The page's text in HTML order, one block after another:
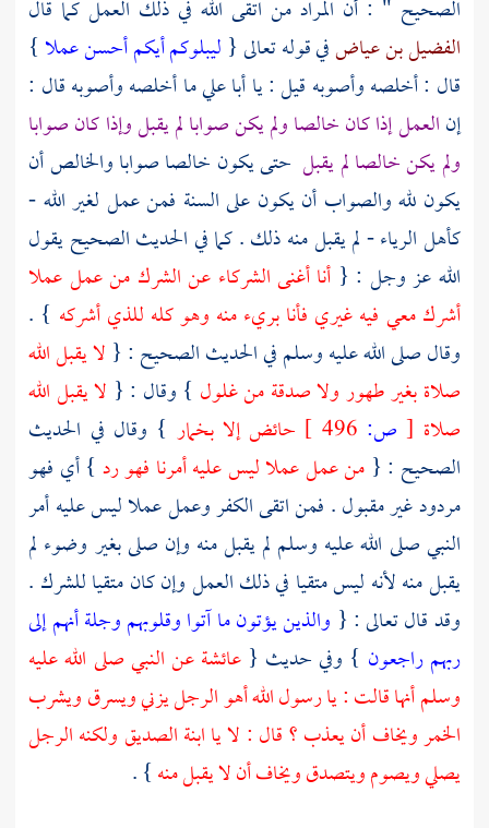
الصحيح " : أن المراد من اتقى الله في ذلك العمل كما قال
الفضيل بن عياضفي قوله تعالى { ليبلوكم أيكم أحسن عملا }
قال : أخلصه وأصوبه قيل : ياأبا عليما أخلصه وأصوبه قال :
إنالعمل إذا كان خالصا ولم يكن صوابا لم يقبل وإذا كان صوابا
ولم يكن خالصا لم يقبل حتى يكون خالصا صوابا والخالص أن
يكون لله والصواب أن يكون على السنة فمن عمل لغير الله -
كأهل الرياء - لم يقبل منه ذلك . كما في الحديث الصحيح يقول
الله عز وجل : { أنا أغنى الشركاء عن الشرك من عمل عملا
أشرك معي فيه غيري فأنا بريء منه وهو كله للذي أشركه } .
وقال صلى الله عليه وسلم في الحديث الصحيح : { لا يقبل الله
صلاة بغير طهور ولا صدقة من غلول } وقال : { لا يقبل الله
صلاة [ ص: حائض إلا بخمار } وقال في الحديث
الصحيح : { من عمل عملا ليس عليه أمرنا فهو رد } أي فهو
مردود غير مقبول . فمن اتقى الكفر وعمل عملا ليس عليه أمر
النبي صلى الله عليه وسلم لم يقبل منه وإن صلى بغير وضوء لم
يقبل منه لأنه ليس متقيا في ذلك العمل وإن كان متقيا للشرك .
وقد قال تعالى : { والذين يؤتون ما آتوا وقلوبهم وجلة أنهم إلى
ربهم راجعون } وفي حديث {عائشةعن النبي صلى الله عليه
وسلم أنها قالت : يا رسول الله أهو الرجل يزني ويسرق ويشرب
الخمر ويخاف أن يعذب ؟ قال : لا يا ابنة الصديق ولكنه الرجل
يصلي ويصوم ويتصدق ويخاف أن لا يقبل منه} .